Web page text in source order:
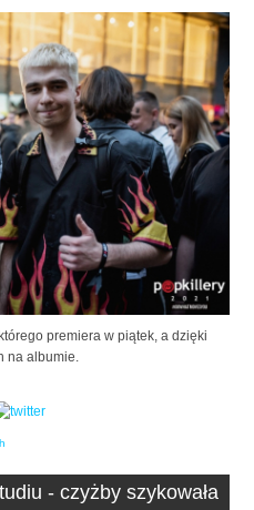
premiera w piątek, a dzięki
na albumie.
- czyżby szykowała